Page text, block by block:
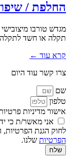
החלפת /
מגדש טורבו
תקלה או חשד
קרא עוד ←
צרו קשר עוד היום
שם
טלפון
אישור מדיניות
אני מאשר/ת כי
לחוק הגנת הפרטיות, התשמ"א–1981 (כולל
הפרטיות שלנו.
שלח